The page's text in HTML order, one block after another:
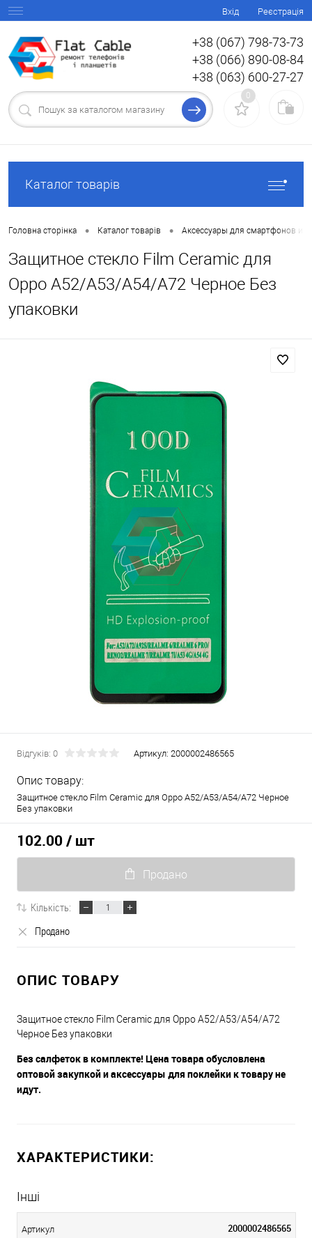
Вхід Реєстрація
+38 (067) 798-73-73
+38 (066) 890-08-84
+38 (063) 600-27-27
0
Каталог товарів
Головна сторінка • Каталог товарів • Аксессуары для смартфонов и
Защитное стекло Film Ceramic для
Oppo A52/A53/A54/A72 Черное Без
упаковки
Відгуків: 0 Артикул: 2000002486565
Опис товару:
Защитное стекло Film Ceramic для Oppo A52/A53/A54/A72 Черное
Без упаковки
102.00 / шт
Продано
Кількість:
Продано
ОПИС ТОВАРУ
Защитное стекло Film Ceramic для Oppo A52/A53/A54/A72
Черное Без упаковки
Без салфеток в комплекте! Цена товара обусловлена
оптовой закупкой и аксессуары для поклейки к товару не
идут.
ХАРАКТЕРИСТИКИ:
Інші
Артикул 2000002486565